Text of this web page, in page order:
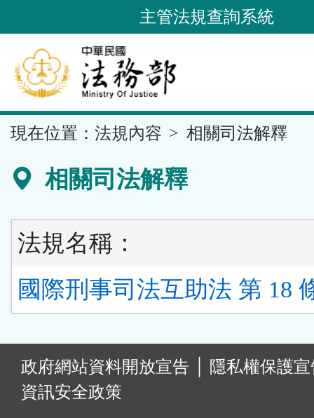
到
要
內
容
區
主管法規查詢系統
現在位置： 法規內容 相關司法解釋
相關司法解釋
法規名稱：
國際刑事司法互助法 第 18
政府網站資料開放宣告
隱私權保護
資訊安全政策